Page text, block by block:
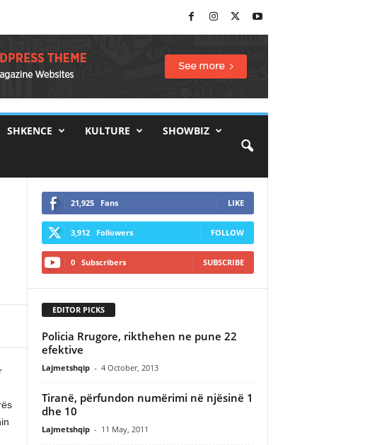
SHKENCE KULTURE SHOWBIZ
21,925 Fans LIKE
3,912 Followers FOLLOW
0 Subscribers SUBSCRIBE
EDITOR PICKS
Policia Rrugore, rikthehen ne pune 22
efektive
Lajmetshqip - 4 October, 2013
Tiranë, përfundon numërimi në njësinë 1
dhe 10
Lajmetshqip - 11 May, 2011